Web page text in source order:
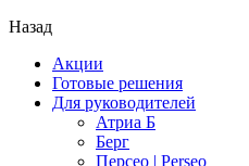
Назад
Акции
Готовые решения
Для руководителей
Атриа Б
Берг
Персео | Perseo